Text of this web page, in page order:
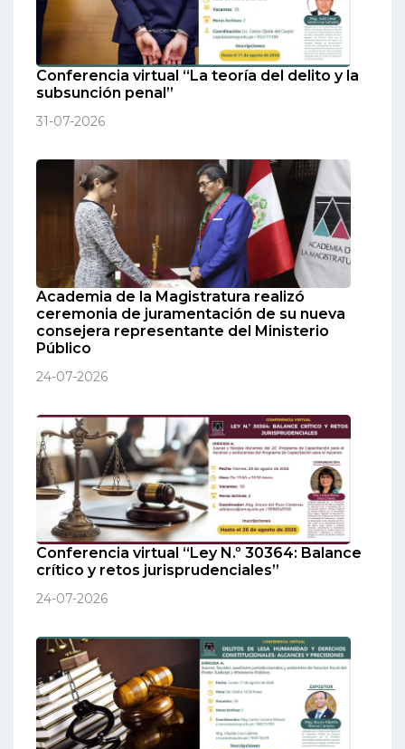
Conferencia virtual “La teoría del delito y la
subsunción penal”
31-07-2026
Academia de la Magistratura realizó
ceremonia de juramentación de su nueva
consejera representante del Ministerio
Público
24-07-2026
Conferencia virtual “Ley N.º 30364: Balance
crítico y retos jurisprudenciales”
24-07-2026